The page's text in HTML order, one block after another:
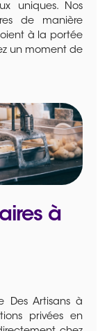
uniques. Nos
de manière
à la portée
un moment de
à
Des Artisans à
privées en